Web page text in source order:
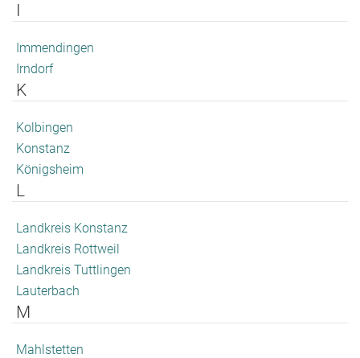
I
Immendingen
Irndorf
K
Kolbingen
Konstanz
Königsheim
L
Landkreis Konstanz
Landkreis Rottweil
Landkreis Tuttlingen
Lauterbach
M
Mahlstetten